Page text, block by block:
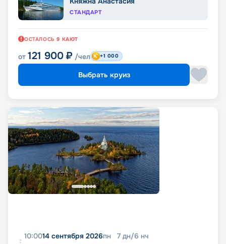
СТАНДАРТ
ОСТАЛОСЬ 9 КАЮТ
от 121 900 ₽ /чел +1 000
Выбрать круиз
10:0014 сентября 2026пн 7 дн/6 нч